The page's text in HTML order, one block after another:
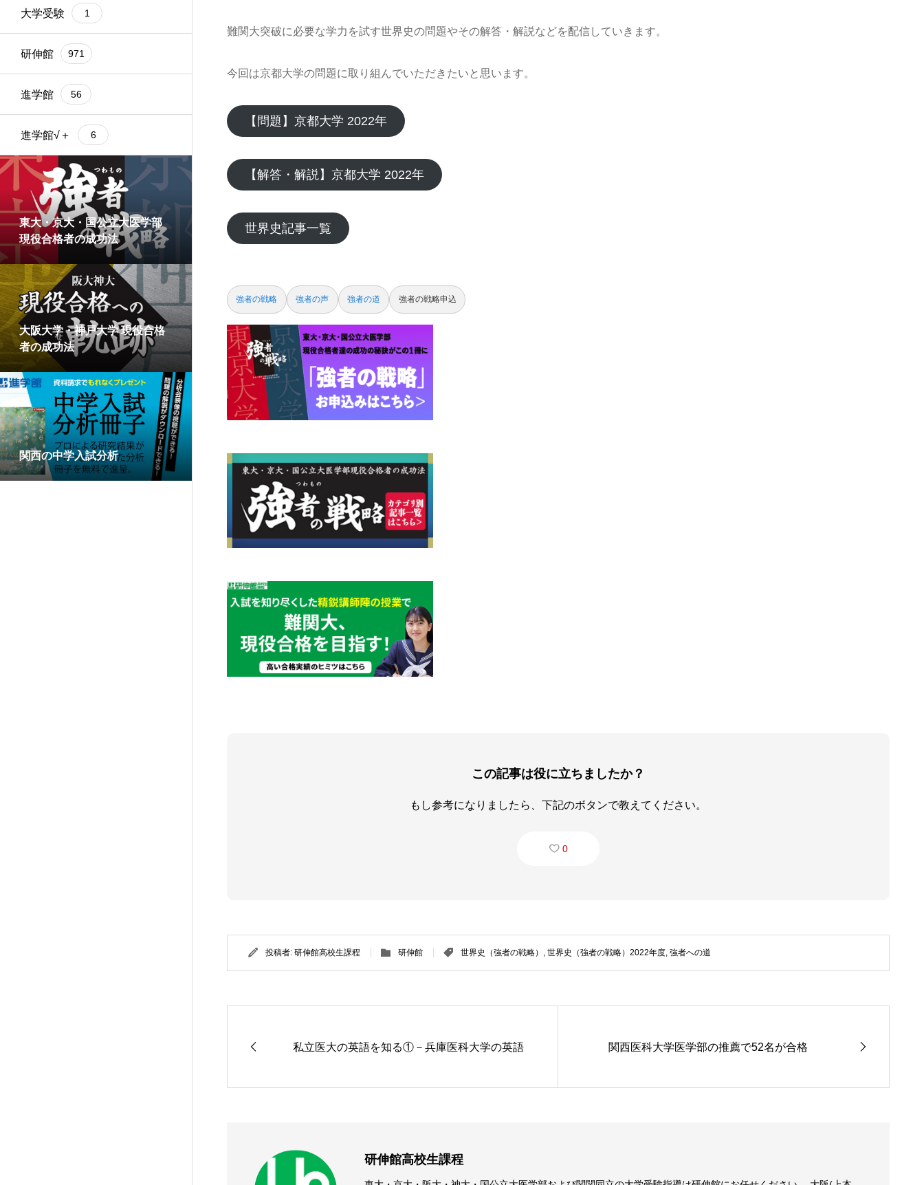
大学受験 1
研伸館 971
進学館 56
進学館√＋ 6
東大・京大・国公立大医学部
現役合格者の成功法
大阪大学・神戸大学 現役合格
者の成功法
関西の中学入試分析
難関大突破に必要な学力を試す世界史の問題やその解答・解説などを配信していきます。
今回は京都大学の問題に取り組んでいただきたいと思います。
【問題】京都大学 2022年
【解答・解説】京都大学 2022年
世界史記事一覧
強者の戦略 強者の声 強者の道 強者の戦略申込
この記事は役に立ちましたか？
もし参考になりましたら、下記のボタンで教えてください。
0
投稿者: 研伸館高校生課程 研伸館 世界史（強者の戦略） , 世界史（強者の戦略）2022年度, 強者への道
私立医大の英語を知る①－兵庫医科大学の英語 関西医科大学医学部の推薦で52名が合格
研伸館高校生課程